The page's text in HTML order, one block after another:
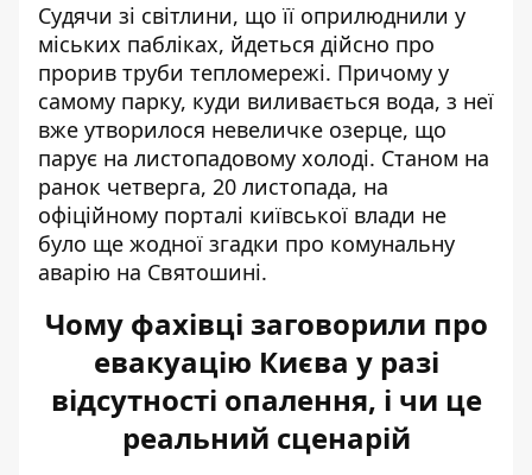
Судячи зі світлини, що її оприлюднили у
міських пабліках, йдеться дійсно про
прорив труби тепломережі. Причому у
самому парку, куди виливається вода, з неї
вже утворилося невеличке озерце, що
парує на листопадовому холоді. Станом на
ранок четверга, 20 листопада, на
офіційному порталі київської влади не
було ще жодної згадки про комунальну
аварію на Святошині.
Чому фахівці заговорили про
евакуацію Києва у разі
відсутності опалення, і чи це
реальний сценарій